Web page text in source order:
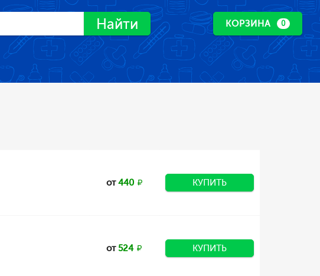
Найти КОРЗИНА 0
от440 КУПИТЬ
от524 КУПИТЬ